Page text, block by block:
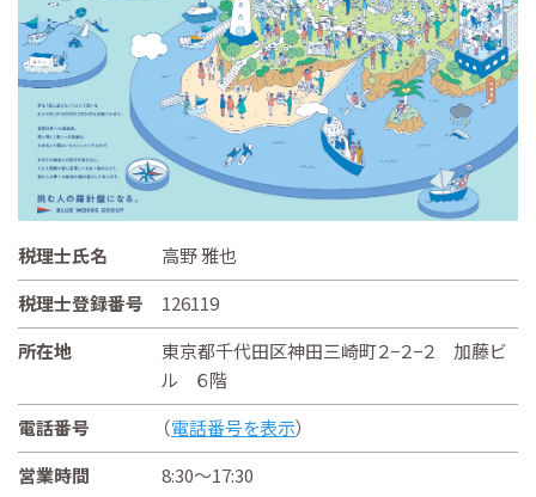
税理士氏名
高野 雅也
税理士登録番号
126119
所在地
東京都千代田区神田三崎町２−２−２ 加藤ビ
ル ６階
電話番号
（電話番号を表示）
営業時間
8:30～17:30